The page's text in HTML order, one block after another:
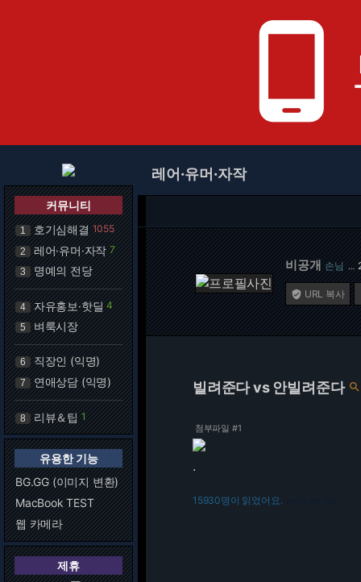
phone_android
커뮤니티
1 호기심해결 1055
2 레어·유머·자작 7
3 명예의 전당
4 자유홍보·핫딜 4
5 벼룩시장
6 직장인 (익명)
7 연애상담 (익명)
8 리뷰＆팁 1
유용한 기능
BG.GG (이미지 변환)
MacBook TEST
웹 카메라
제휴
레어·유머·자작
비공개 손님 …
 URL 복사
빌려준다 vs 안빌려준다 
첨부파일 #1
.
15930명이 읽었어요.